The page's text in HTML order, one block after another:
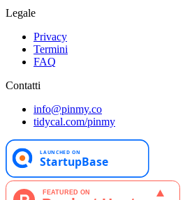
Legale
Privacy
Termini
FAQ
Contatti
info@pinmy.co
tidycal.com/pinmy